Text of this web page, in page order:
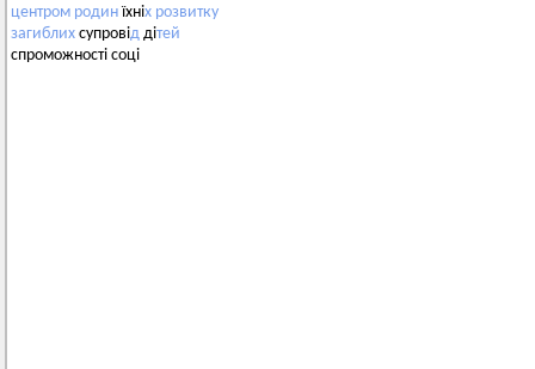
центром родин їхніх розвитку
загиблих супровід дітей
спроможності соці